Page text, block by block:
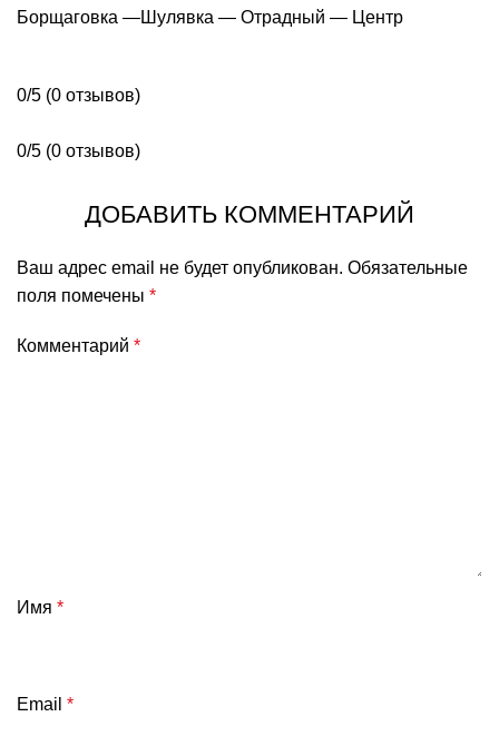
Борщаговка —Шулявка — Отрадный — Центр
0/5 (0 отзывов)
0/5 (0 отзывов)
ДОБАВИТЬ КОММЕНТАРИЙ
Ваш адрес email не будет опубликован. Обязательные
поля помечены *
Комментарий *
Имя *
Email *